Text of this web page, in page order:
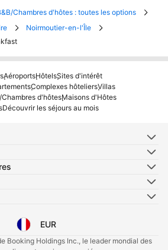
Chambres d'hôtes : toutes les options
Noirmoutier-en-l'Île
AéroportsHôtelsSites d'intérêt
Complexes hôteliersVillas
Chambres d'hôtesMaisons d'Hôtes
Découvrir les séjours au mois
Sélectionnez votre langue
EUR
Sélectionnez votre devise
Booking Holdings Inc., le leader mondial des